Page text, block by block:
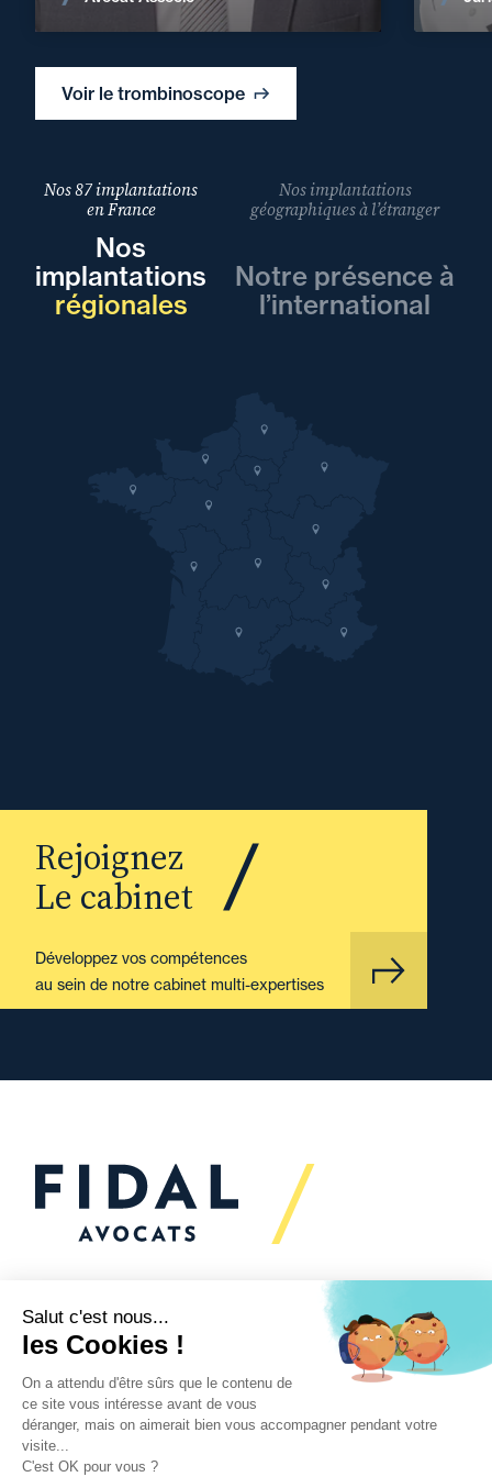
Voir le trombinoscope
Nos 87 implantations
en France
Nos
implantations
régionales
Nos implantations
géographiques à l’étranger
Notre présence à
l’international
Rejoignez
Le cabinet
Développez vos compétences
au sein de notre cabinet multi-expertises
Vous souhaitez échanger
avec nous ?
Nous sommes
à votre écoute